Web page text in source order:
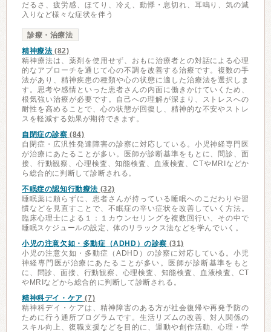
だるさ、疲労感、ほてり、冷え、動悸・息切れ、耳鳴り、気の滅
入りなど様々な症状を伴う
診療・治療法
精神療法 (82)
精神療法は、薬剤を使用せず、おもに治療者との対話による心理
的なアプローチを通じて心の不調を改善する治療です。複数の手
法があり、精神疾患の種類や心の状態に適した治療法を選択しま
す。思考や感情といった患者さんの内面に働きかけていくため、
根気強い治療が必要です。自己への理解が深まり、ストレスへの
耐性を高めることで、心の状態が回復し、精神的な不安やストレ
スを軽減する効果が期待できます。
自閉症の診察 (84)
自閉症・広汎性発達障害の診察に対応している。小児神経専門医
が治療にあたることが多い。医師が診断基準をもとに、問診、面
接、行動観察、心理検査、知能検査、血液検査、CTやMRIなどか
ら総合的に判断して診断される。
不眠症の認知行動療法 (32)
睡眠薬に頼らずに、患者さんが持っている睡眠へのこだわりや習
慣などを見直すことで、不眠症の辛い症状を改善していく方法。
臨床心理士による１：１カウンセリングを複数回行い、その中で
睡眠スケジュールの設定、体のリラックス法などを学んでいく。
小児の注意欠如・多動症（ADHD）の診察 (31)
小児の注意欠如・多動症（ADHD）の診察に対応している。小児
神経専門医が治療にあたることが多い。医師が診断基準をもと
に、問診、面接、行動観察、心理検査、知能検査、血液検査、CT
やMRIなどから総合的に判断して診断される。
精神科デイ・ケア (7)
精神科デイ・ケアは、精神障害のある方が社会復帰や再発予防の
ために行う通所プログラムです。生活リズムの改善、対人関係の
スキル向上、復職支援などを目的に、運動や創作活動、心理・学